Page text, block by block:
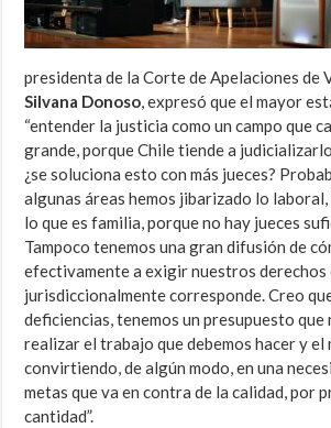
presidenta de la Corte de Apelaciones de
Silvana Donoso, expresó queel mayor
“entender la justicia como un campo que
grande, porque Chile tiende a
¿se soluciona esto con más jueces?
algunas áreas hemos jibarizado lo
lo que es familia, porque no hay jueces
Tampoco tenemos una gran difusión de
efectivamente a exigir nuestros derechos
jurisdiccionalmente corresponde. Creo
deficiencias, tenemos un presupuesto que
realizar el trabajo que debemos hacer y el
convirtiendo, de algún modo, en una
metas que va en contra de la calidad, por
cantidad”.